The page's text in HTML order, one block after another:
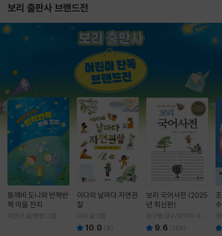
보리 출판사 브랜드전
똥깨비 도니와 반짝반
짝 마을 잔치
이현아 글/핸짱 그림
이다의 날마다 자연관
찰
이다 글그림
10.0 (9)
보리 국어사전 (2025
년 최신판)
윤구병 감수/토박이 사전
편찬실 편
9.6 (158)